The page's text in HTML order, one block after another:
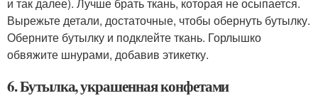
и так далее). Лучше брать ткань, которая не осыпается.
Вырежьте детали, достаточные, чтобы обернуть бутылку.
Оберните бутылку и подклейте ткань. Горлышко
обвяжите шнурами, добавив этикетку.
6. Бутылка, украшенная конфетами